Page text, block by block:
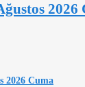
2026
2026 Cuma